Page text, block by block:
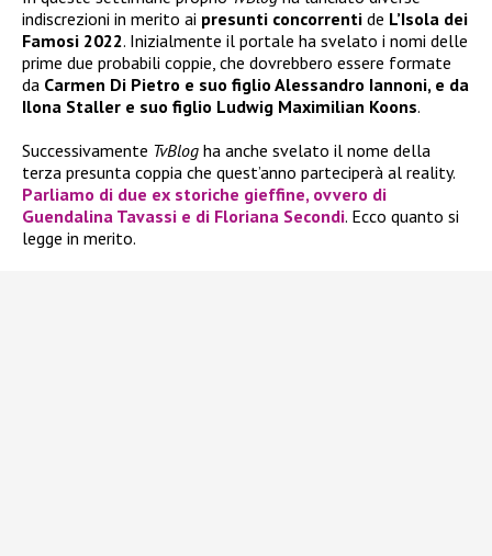
indiscrezioni in merito ai presunti concorrenti de L’Isola dei
Famosi 2022. Inizialmente il portale ha svelato i nomi delle
prime due probabili coppie, che dovrebbero essere formate
da Carmen Di Pietro e suo figlio Alessandro Iannoni, e da
Ilona Staller e suo figlio Ludwig Maximilian Koons.
Successivamente TvBlog ha anche svelato il nome della
terza presunta coppia che quest’anno parteciperà al reality.
Parliamo di due ex storiche gieffine, ovvero di
Guendalina Tavassi e di Floriana Secondi. Ecco quanto si
legge in merito.